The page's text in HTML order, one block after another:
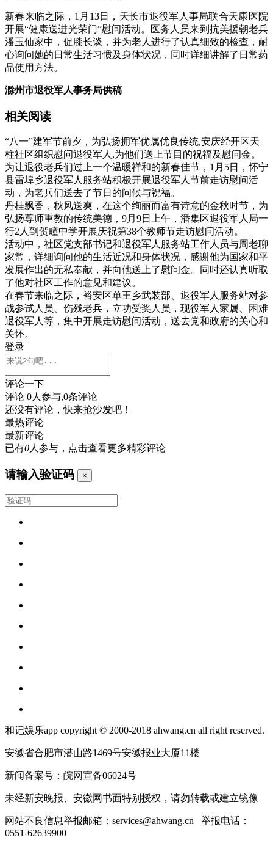
新春来临之际，1月13日，天长市退役军人事局联合天康医院
开展“健康送进光荣门”慰问活动。医务人员来到抗美援朝老兵
潘玉仙家中，促膝长谈，并为老人进行了认真细致的检查，耐
心询问她的日常生活习惯及身体状况，同时详细讲解了日常药
品使用方法。
滁州市退役军人事务局供稿
相关阅读
“八一”建军节前夕，为弘扬拥军优属优良传统,安庆经开区天
柱社区组织慰问退役军人,为他们送上节目的祝福及慰问金。
为让退役老兵们过上一个温暖祥和的新春佳节，1月5日，怀宁
县雷埠乡退役军人服务站积极开展退役军人节前走访慰问活
动，为老兵们送去了节日的问候与祝福。
丹桂飘香，秋风送爽，在这个绚丽而富有诗意的金秋时节，为
弘扬尊师重教的传统美德，9月9日上午，潘集区退役军人局一
行2人到贺疃中学开展庆祝第38个教师节走访慰问活动。
活动中，社区党支部书记和退役军人服务站工作人员与周老聊
家常，详细询问他的生活近况和身体状况，感谢他为国家和平
发展作出的无私奉献，并向他送上了慰问金。同时还认真听取
了他对社区工作的意见和建议。
在春节来临之际，裕安区单王乡武装部、退役军人服务站对参
战参试人员、伤残老兵，立功受奖人员，现役军人家属、困难
退役军人等，集中开展走访慰问活动，送去党和政府的关心和
关怀。
登录
评论一下
评论 0人参与,0条评论
还没有评论，快来抢沙发吧！
最热评论
最新评论
已有0人参与，点击查看更多精彩评论
请输入验证码 ×
和记娱乐app copyright © 2000-2018 ahwang.cn all right reserved.
安徽省合肥市潜山路1469号安徽报业大厦11楼
新闻备案号：皖网宣备06024号
未经新安晚报、安徽网书面特别授权，请勿转载或建立镜像
网站不良信息举报邮箱： services@ahwang.cn 举报电话：
0551-62639900